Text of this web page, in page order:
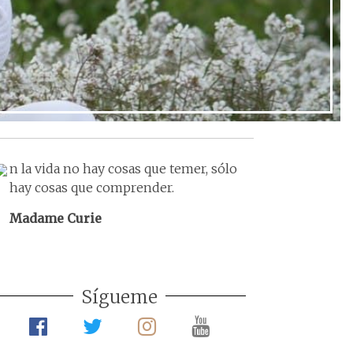
n la vida no hay cosas que temer, sólo
hay cosas que comprender.
Madame Curie
Sígueme